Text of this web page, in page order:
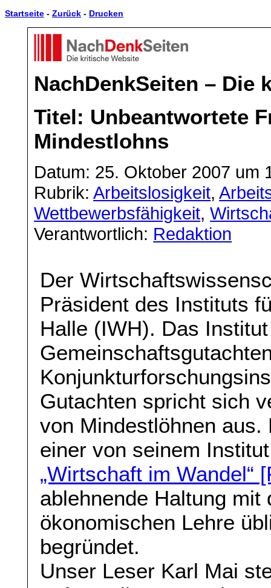
Startseite - Zurück - Drucken
NachDenkSeiten – Die
Titel: Unbeantwortete
Mindestlohns
Datum: 25. Oktober 2007 um
Rubrik:Arbeitslosigkeit,
Wettbewerbsfähigkeit,
Verantwortlich: Redaktion
Der
Präsident des Instituts
Halle (IWH). Das
Gutachten spricht sich
von Mindestlöhnen
einer von seinem
„Wirtschaft im Wandel“
ablehnende Haltung
ökonomischen Lehre
begründet.
Unser Leser Karl Mai